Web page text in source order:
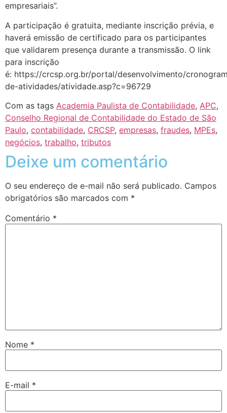
empresariais”.
A participação é gratuita, mediante inscrição prévia, e
haverá emissão de certificado para os participantes
que validarem presença durante a transmissão. O link
para inscrição
é: https://crcsp.org.br/portal/desenvolvimento/
de-atividades/atividade.asp?c=96729
Com as tags Academia Paulista de Contabilidade, APC,
Conselho Regional de Contabilidade do Estado de São
Paulo, contabilidade, CRCSP, empresas, fraudes, MPEs,
negócios, trabalho, tributos
Deixe um comentário
O seu endereço de e-mail não será publicado. Campos
obrigatórios são marcados com *
Comentário *
Nome *
E-mail *